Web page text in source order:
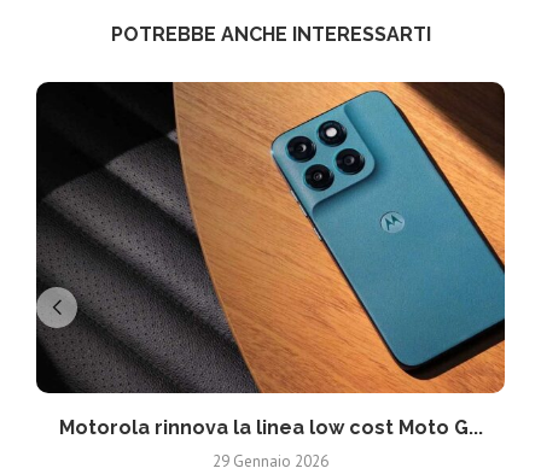
POTREBBE ANCHE INTERESSARTI
Motorola rinnova la linea low cost Moto G...
29 Gennaio 2026